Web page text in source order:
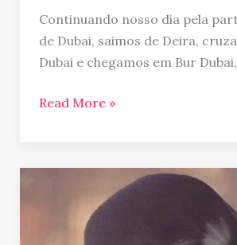
Continuando nosso dia pela
de Dubai, saimos de Deira,
Dubai e chegamos em Bur Dubai,
Read More »
tradicionais
máscaras